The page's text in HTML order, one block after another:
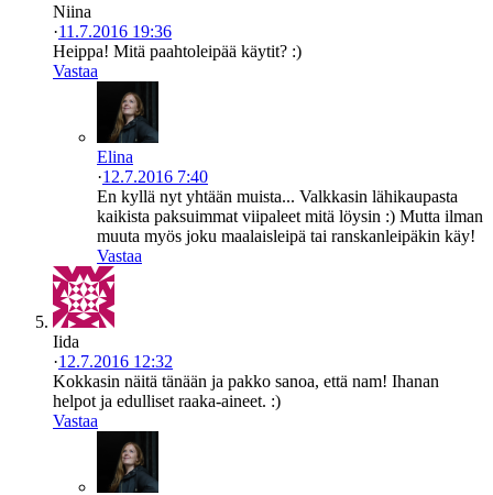
Niina
·11.7.2016 19:36
Heippa! Mitä paahtoleipää käytit? :)
Vastaa
Elina
·12.7.2016 7:40
En kyllä nyt yhtään muista... Valkkasin lähikaupasta
kaikista paksuimmat viipaleet mitä löysin :) Mutta ilman
muuta myös joku maalaisleipä tai ranskanleipäkin käy!
Vastaa
Iida
·12.7.2016 12:32
Kokkasin näitä tänään ja pakko sanoa, että nam! Ihanan
helpot ja edulliset raaka-aineet. :)
Vastaa